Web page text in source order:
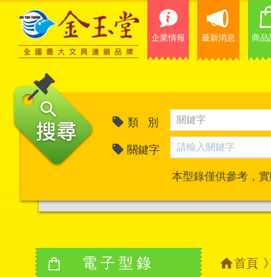
企業情報 最新消息 商品
類 別
關鍵字
本型錄僅供參考，
電子型錄 首頁